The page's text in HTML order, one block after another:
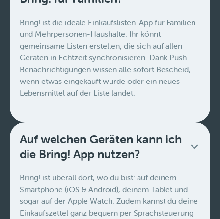
Bring! ist die ideale Einkaufslisten-App für Familien
und Mehrpersonen-Haushalte. Ihr könnt
gemeinsame Listen erstellen, die sich auf allen
Geräten in Echtzeit synchronisieren. Dank Push-
Benachrichtigungen wissen alle sofort Bescheid,
wenn etwas eingekauft wurde oder ein neues
Lebensmittel auf der Liste landet.
Auf welchen Geräten kann ich
die Bring! App nutzen?
Bring! ist überall dort, wo du bist: auf deinem
Smartphone (iOS & Android), deinem Tablet und
sogar auf der Apple Watch. Zudem kannst du deine
Einkaufszettel ganz bequem per Sprachsteuerung